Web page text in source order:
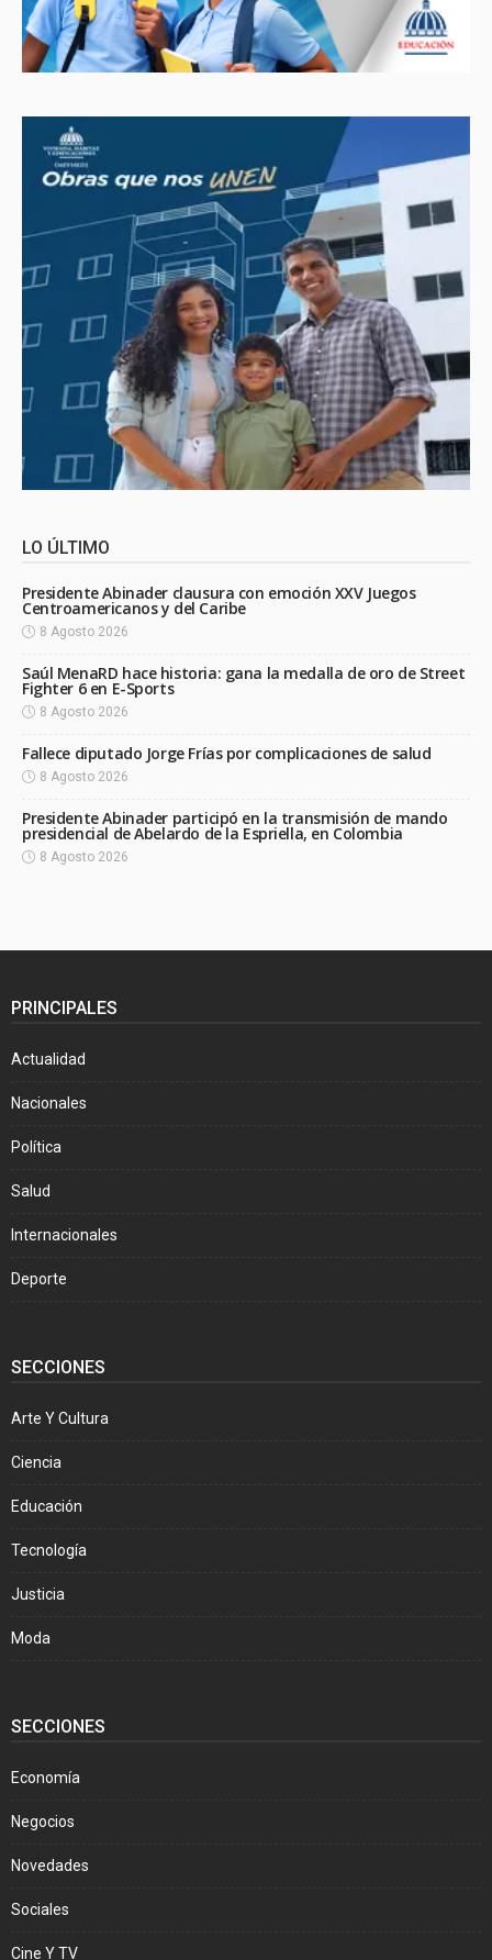
LO ÚLTIMO
Presidente Abinader clausura con emoción XXV Juegos
Centroamericanos y del Caribe
8 Agosto 2026
Saúl MenaRD hace historia: gana la medalla de oro de Street
Fighter 6 en E-Sports
8 Agosto 2026
Fallece diputado Jorge Frías por complicaciones de salud
8 Agosto 2026
Presidente Abinader participó en la transmisión de mando
presidencial de Abelardo de la Espriella, en Colombia
8 Agosto 2026
PRINCIPALES
Actualidad
Nacionales
Política
Salud
Internacionales
Deporte
SECCIONES
Arte Y Cultura
Ciencia
Educación
Tecnología
Justicia
Moda
SECCIONES
Economía
Negocios
Novedades
Sociales
Cine Y TV